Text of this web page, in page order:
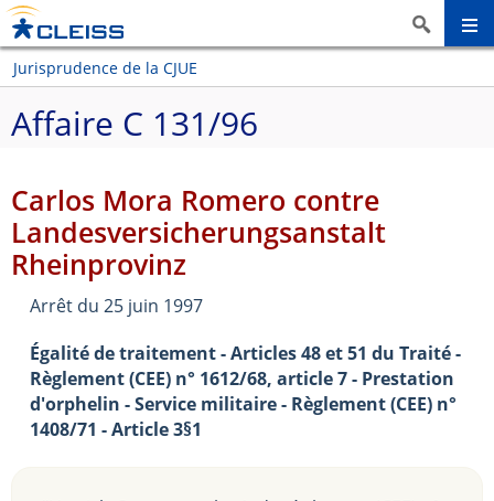
Jurisprudence de la CJUE
Affaire C 131/96
Carlos Mora Romero contre
Landesversicherungsanstalt
Rheinprovinz
Arrêt du 25 juin 1997
Égalité de traitement - Articles 48 et 51 du Traité -
Règlement (CEE) n° 1612/68, article 7 - Prestation
d'orphelin - Service militaire - Règlement (CEE) n°
1408/71 - Article 3§1